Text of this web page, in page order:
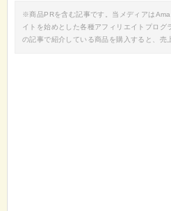
※商品PRを含む記事です。当メディアは
イトを始めとした各種アフィリエイトプログ
の記事で紹介している商品を購入すると、売